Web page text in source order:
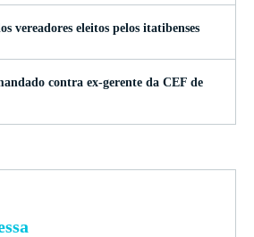
vereadores eleitos pelos itatibenses
contra ex-gerente da CEF de